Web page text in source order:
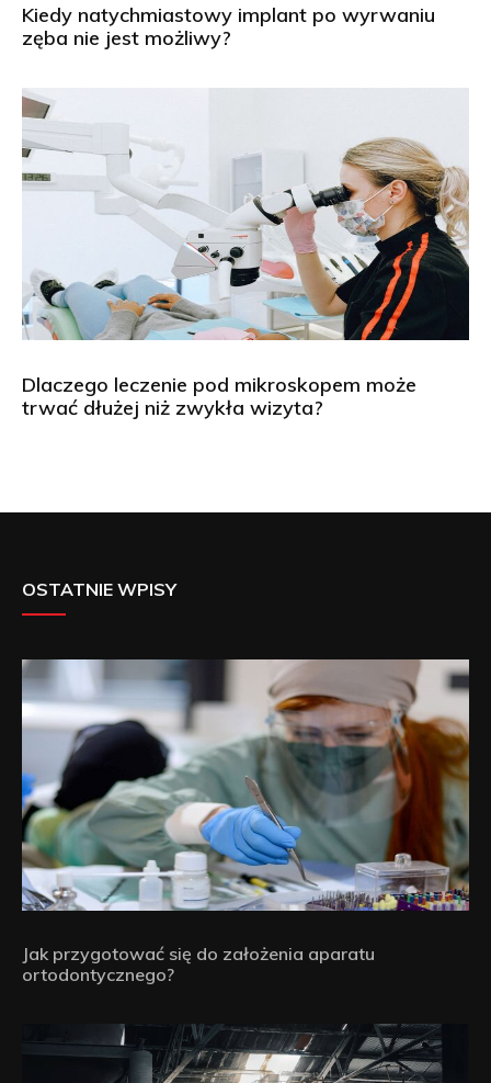
Kiedy natychmiastowy implant po wyrwaniu
zęba nie jest możliwy?
Dlaczego leczenie pod mikroskopem może
trwać dłużej niż zwykła wizyta?
OSTATNIE WPISY
Jak przygotować się do założenia aparatu
ortodontycznego?